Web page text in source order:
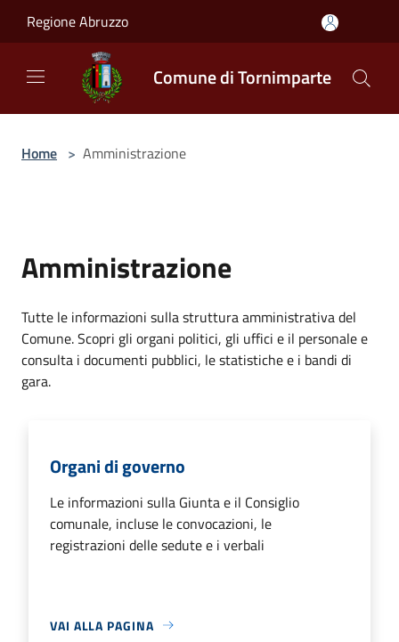
Regione Abruzzo
Comune di Tornimparte
Home > Amministrazione
Amministrazione
Tutte le informazioni sulla struttura amministrativa del
Comune. Scopri gli organi politici, gli uffici e il personale e
consulta i documenti pubblici, le statistiche e i bandi di
gara.
Organi di governo
Le informazioni sulla Giunta e il Consiglio
comunale, incluse le convocazioni, le
registrazioni delle sedute e i verbali
VAI ALLA PAGINA